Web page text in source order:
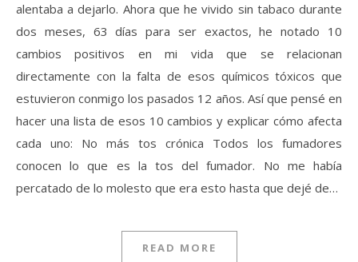
alentaba a dejarlo. Ahora que he vivido sin tabaco durante
dos meses, 63 días para ser exactos, he notado 10
cambios positivos en mi vida que se relacionan
directamente con la falta de esos químicos tóxicos que
estuvieron conmigo los pasados 12 años. Así que pensé en
hacer una lista de esos 10 cambios y explicar cómo afecta
cada uno: No más tos crónica Todos los fumadores
conocen lo que es la tos del fumador. No me había
percatado de lo molesto que era esto hasta que dejé de…
READ MORE